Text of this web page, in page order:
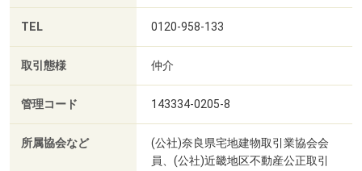
TEL 0120-958-133
取引態様 仲介
管理コード 143334-0205-8
所属協会など
(公社)奈良県宅地建物取引業協会会
員、(公社)近畿地区不動産公正取引